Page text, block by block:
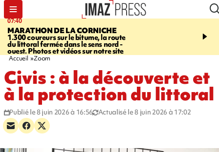
07:40
MARATHON DE LA CORNICHE
1.300 coureurs sur le bitume, la route
du littoral fermée dans le sens nord -
ouest. Photos et vidéos sur notre site
10:33
l’enfance - une
Accueil Zoom
Civis : à la découverte et
à la protection du littoral
Publié le 8 juin 2026 à 16:56 Actualisé le 8 juin 2026 à 17:02